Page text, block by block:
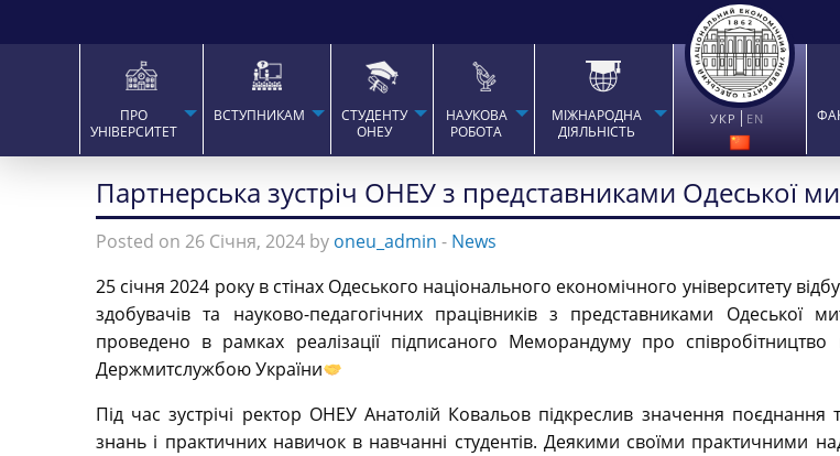
ПРО
УНІВЕРСИТЕТ
ВСТУПНИКАМ
СТУДЕНТУ
ОНЕУ
НАУКОВА
РОБОТА
МІЖНАРОДНА
ДІЯЛЬНІСТЬ
УКР EN
Партнерська зустріч ОНЕУ з представниками Одеської
Posted on 26 Січня, 2024 by oneu_admin - News
25 січня 2024 року в стінах Одеського національного економічного університету
здобувачів та науково-педагогічних працівників з представниками Одеської
проведено в рамках реалізації підписаного Меморандуму про
Держмитслужбою України
Під час зустрічі ректор ОНЕУ Анатолій Ковальов підкреслив значення поєднання
знань і практичних навичок в навчанні студентів. Деякими своїми практичними